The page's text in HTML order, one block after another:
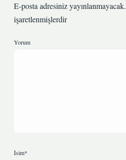
E-posta adresiniz yayınlanmayacak.
işaretlenmişlerdir
Yorum
İsim*